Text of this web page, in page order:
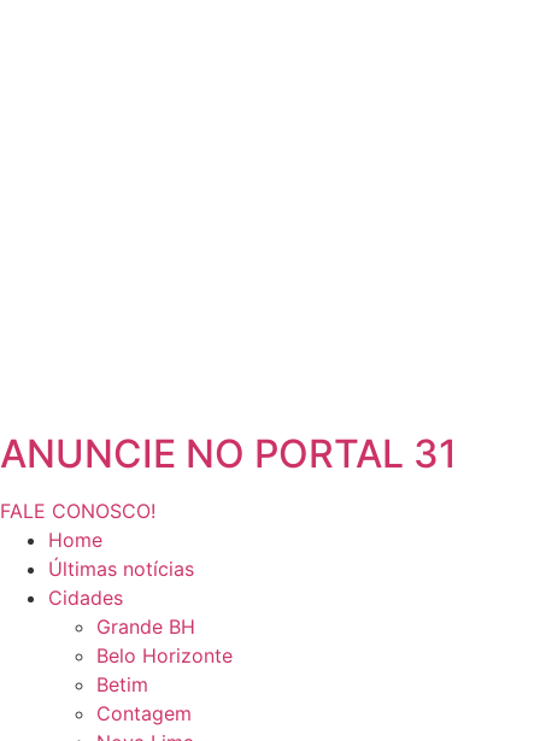
ANUNCIE NO PORTAL 31
FALE CONOSCO!
Home
Últimas notícias
Cidades
Grande BH
Belo Horizonte
Betim
Contagem